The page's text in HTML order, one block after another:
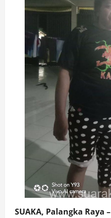
SUAKA, Palangka Raya –